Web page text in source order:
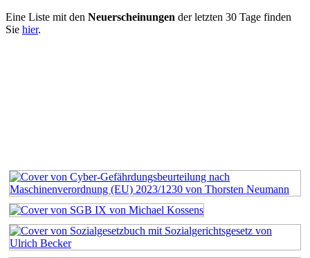
Eine Liste mit den Neuerscheinungen der letzten 30 Tage finden
Sie hier.